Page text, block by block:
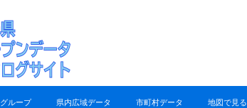
グループ 県内広域データ 市町村データ 地図で見る